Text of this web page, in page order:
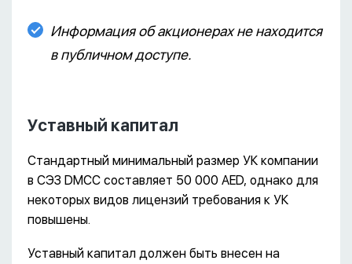
Информация об акционерах не находится
в публичном доступе.
Уставный капитал
Стандартный минимальный размер УК компании
в СЭЗ DMCC составляет 50 000 AED, однако для
некоторых видов лицензий требования к УК
повышены.
Уставный капитал должен быть внесен на